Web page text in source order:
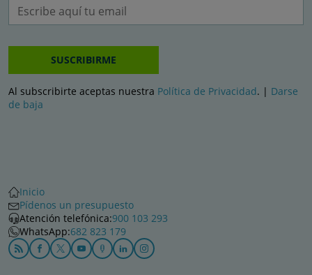
SUSCRIBIRME
Al subscribirte aceptas nuestra Política de Privacidad. | Darse
de baja
Inicio
Pídenos un presupuesto
Atención telefónica:900 103 293
WhatsApp:682 823 179